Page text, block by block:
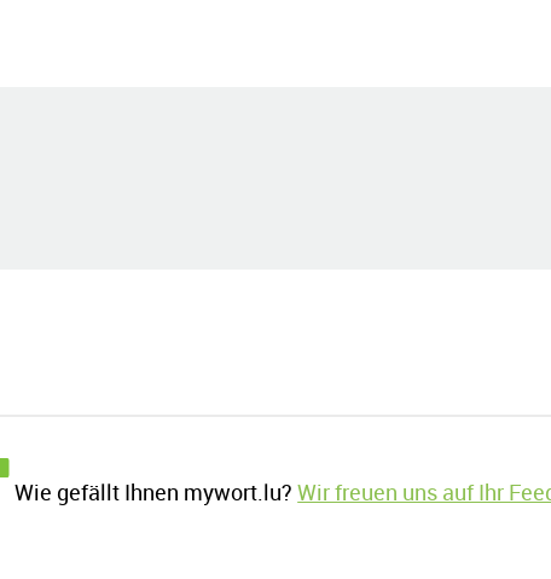
Wie gefällt Ihnen mywort.lu?Wir freuen uns auf Ihr